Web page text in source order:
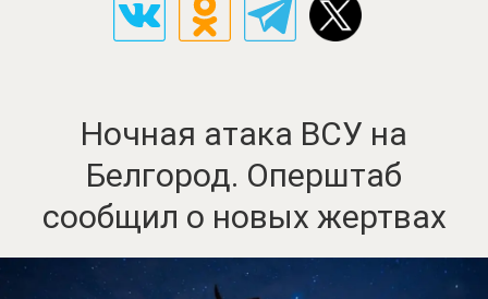
Ночная атака ВСУ на
Белгород. Оперштаб
сообщил о новых жертвах